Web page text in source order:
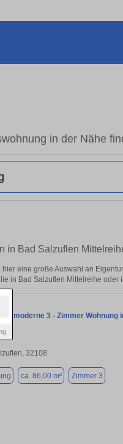
in der Nähe
in Bad Salzuflen
eine große Auswahl an
in Bad Salzuflen Mittelreihe oder
und moderne 3 - Zimmer
32108
ca. 86,00 m² Zimmer 3